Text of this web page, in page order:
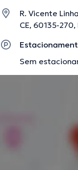
R. Vicente
CE, 60135-
Sem